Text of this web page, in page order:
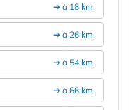
➔ à 18 km.
➔ à 26 km.
➔ à 54 km.
➔ à 66 km.